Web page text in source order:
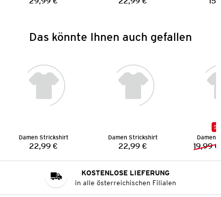
Preis: Preis:
Das könnte Ihnen auch gefallen
Damen Strickshirt
Preis:
22,99 €
Damen Strickshirt
Preis:
22,99 €
Damen
19,99 €
KOSTENLOSE LIEFERUNG
in alle österreichischen Filialen